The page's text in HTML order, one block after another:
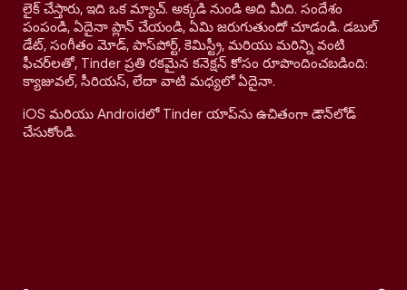
లైక్ చేస్తారు, ఇది ఒక మ్యాచ్. అక్కడి నుండి అది మీది. సందేశం
పంపండి, ఏదైనా ప్లాన్ చేయండి, ఏమి జరుగుతుందో చూడండి. డబుల్
డేట్, సంగీతం మోడ్, పాస్‌పోర్ట్, కెమిస్ట్రీ, మరియు మరిన్ని వంటి
ఫీచర్‌లతో, Tinder ప్రతి రకమైన కనెక్షన్ కోసం రూపొందించబడింది:
క్యాజువల్, సీరియస్, లేదా వాటి మధ్యలో ఏదైనా.
iOS మరియు Androidలో Tinder యాప్‌ను ఉచితంగా డౌన్‌లోడ్
చేసుకోండి.